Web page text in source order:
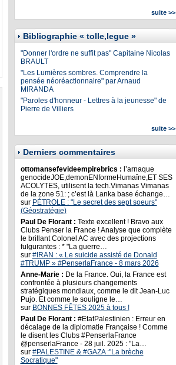
suite >>
Bibliographie « tolle,legue »
"Donner l'ordre ne suffit pas" Capitaine Nicolas
BRAULT
"Les Lumières sombres. Comprendre la
pensée néoréactionnaire" par Arnaud
MIRANDA
"Paroles d'honneur - Lettres à la jeunesse" de
Pierre de Villiers
suite >>
Derniers commentaires
ottomansefevideempirebrics : l’arnaque
genocideJOE,demonENformeHumaîne,ET SES
ACOLYTES, utilisent la tech.Vimanas Vimanas
de la zone 51: ; c’est là Lanka base échange…
sur PÉTROLE : "Le secret des sept soeurs"
(Géostratégie)
Paul De Florant : Texte excellent ! Bravo aux
Clubs Penser la France ! Analyse que complète
le brillant Colonel AC avec des projections
fulgurantes : * "La guerre…
sur #IRAN : « Le suicide assisté de Donald
#TRUMP » #PenserlaFrance - 8 mars 2026
Anne-Marie : De la France. Oui, la France est
confrontée à plusieurs changements
stratégiques mondiaux, comme le dit Jean-Luc
Pujo. Et comme le souligne le…
sur BONNES FÊTES 2025 à tous !
Paul De Florant : #EtatPalestinien : Erreur en
décalage de la diplomatie Française ! Comme
le disent les Clubs #PenserlaFrance
@penserlaFrance - 28 juil. 2025 : "La…
sur #PALESTINE & #GAZA :"La brèche
Socratique"